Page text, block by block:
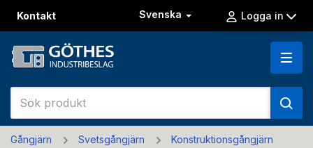
Kontakt Svenska Logga in
Gångjärn Svetsgångjärn Konstruktionsgångjärn